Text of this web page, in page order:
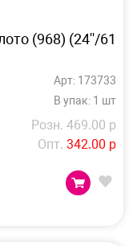
(968) (24''/61
Арт: 173733
В упак: 1 шт
Розн. 469.00 р
Опт. 342.00 р